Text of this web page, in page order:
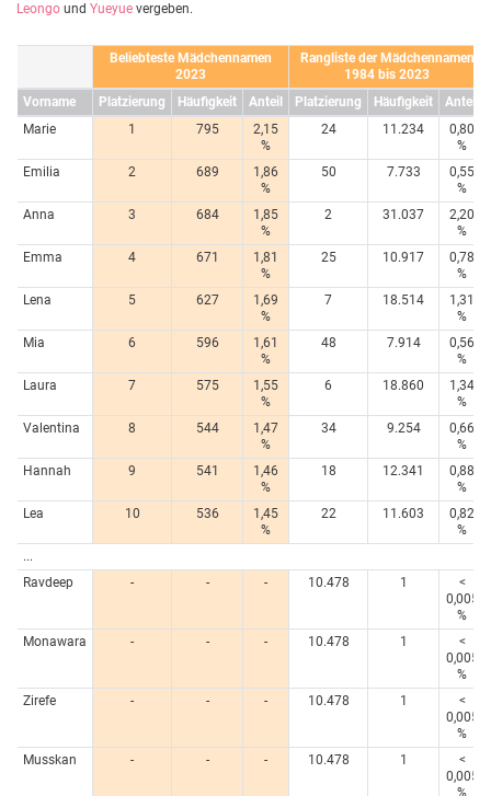
Leongo und Yueyue vergeben.
Beliebteste Mädchennamen
2023
Rangliste der Mädchennamen
1984 bis 2023
Vorname
Platzierung Häufigkeit Anteil Platzierung Häufigkeit
Anteil
Marie
1 795
2,15
%
24 11.234
0,80
%
Emilia
2 689
1,86
%
50 7.733
0,55
%
Anna
3 684
1,85
%
2 31.037
2,20
%
Emma
4 671
1,81
%
25 10.917
0,78
%
Lena
5 627
1,69
%
7 18.514
1,31
%
Mia
6 596
1,61
%
48 7.914
0,56
%
Laura
7 575
1,55
%
6 18.860
1,34
%
Valentina
8 544
1,47
%
34 9.254
0,66
%
Hannah
9 541
1,46
%
18 12.341
0,88
%
Lea
10 536
1,45
%
22 11.603
0,82
%
...
Ravdeep
- - - 10.478 1
<
0,005
%
Monawara
- - - 10.478 1
<
0,005
%
Zirefe
- - - 10.478 1
<
0,005
%
Musskan
- - - 10.478 1
<
0,005